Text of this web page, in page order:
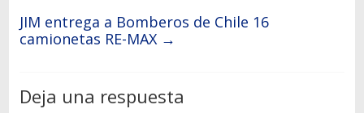
JIM entrega a Bomberos de Chile 16
camionetas RE-MAX →
Deja una respuesta